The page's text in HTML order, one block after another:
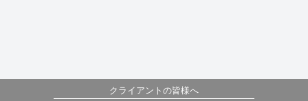
クライアントの皆様へ